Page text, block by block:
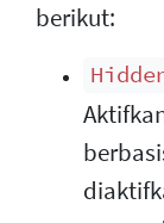
berikut: